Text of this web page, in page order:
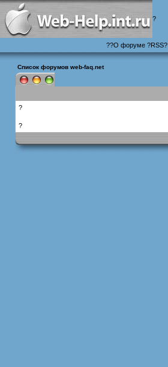
?
??О форуме?RSS?
Список форумов web-faq.net
?
?